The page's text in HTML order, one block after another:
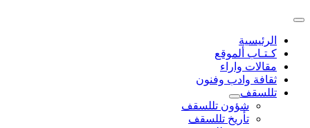
الرئيسية
كـتـاب ألموقع
مقالات واراء
ثقافة وادب وفنون
تللسقف
شؤون تللسقف
تأريخ تللسقف